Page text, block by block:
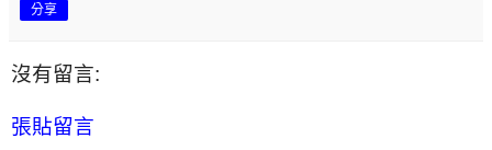
分享
沒有留言:
張貼留言